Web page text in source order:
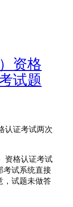
资格
试题
认证考试两次
资格认证考试
考试系统直接
，试题未做答